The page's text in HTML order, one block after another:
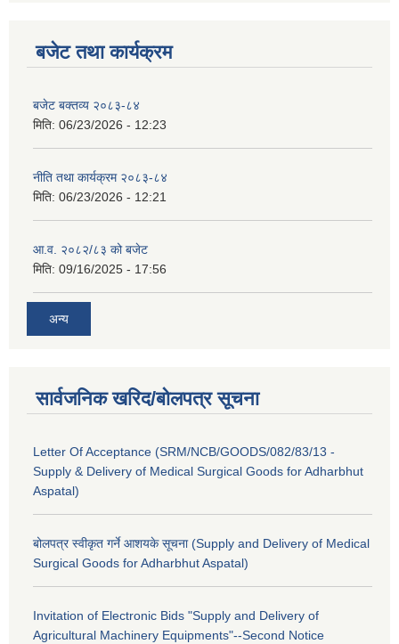
बजेट तथा कार्यक्रम
बजेट बक्तव्य २०८३-८४
मिति: 06/23/2026 - 12:23
नीति तथा कार्यक्रम २०८३-८४
मिति: 06/23/2026 - 12:21
आ.व. २०८२/८३ को बजेट
मिति: 09/16/2025 - 17:56
अन्य
सार्वजनिक खरिद/बोलपत्र सूचना
Letter Of Acceptance (SRM/NCB/GOODS/082/83/13 -
Supply & Delivery of Medical Surgical Goods for Adharbhut
Aspatal)
बोलपत्र स्वीकृत गर्ने आशयके सूचना (Supply and Delivery of Medical
Surgical Goods for Adharbhut Aspatal)
Invitation of Electronic Bids "Supply and Delivery of
Agricultural Machinery Equipments"--Second Notice